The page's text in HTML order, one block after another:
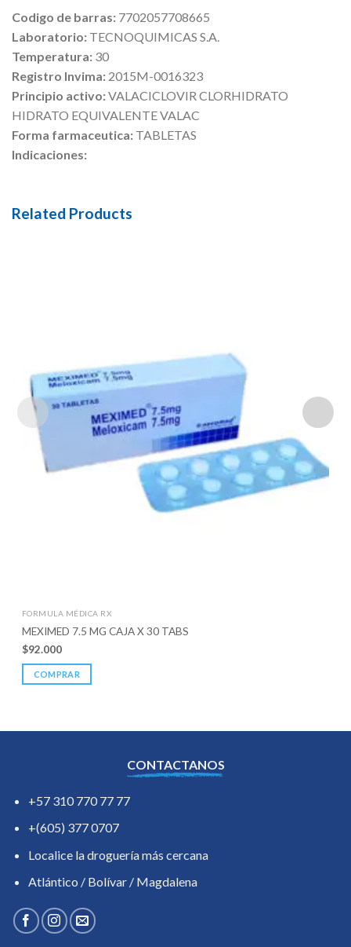
Codigo de barras: 7702057708665
Laboratorio: TECNOQUIMICAS S.A.
Temperatura: 30
Registro Invima: 2015M-0016323
Principio activo:VALACICLOVIR CLORHIDRATO
HIDRATO EQUIVALENTE VALAC
Forma farmaceutica: TABLETAS
Indicaciones:
Related Products
FORMULA MÉDICA RX
MEXIMED 7.5 MG CAJA X 30 TABS
$92.000
COMPRAR
CONTACTANOS
+57 310 770 77 77
+(605) 377 0707
Localice la droguería más cercana
Atlántico / Bolívar / Magdalena